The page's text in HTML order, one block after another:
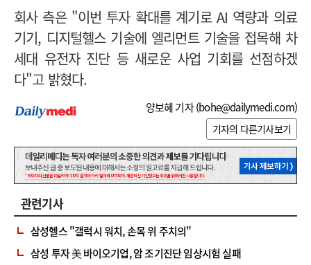
회사 측은 "이번 투자 확대를 계기로 AI 역량과 의료
기기, 디지털헬스 기술에 엘리먼트 기술을 접목해 차
세대 유전자 진단 등 새로운 사업 기회를 선점하겠
다"고 밝혔다.
양보혜 기자 (bohe@dailymedi.com)
기자의 다른기사보기
관련기사
삼성헬스 "갤럭시 워치, 손목 위 주치의"
삼성 투자 美 바이오기업, 암 조기진단 임상시험 실패